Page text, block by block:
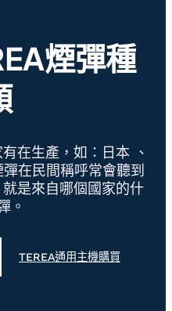
煙彈種
在生產，如：日本 、
在民間稱呼常會聽到
是來自哪個國家的什
。
TEREA通用主機購買